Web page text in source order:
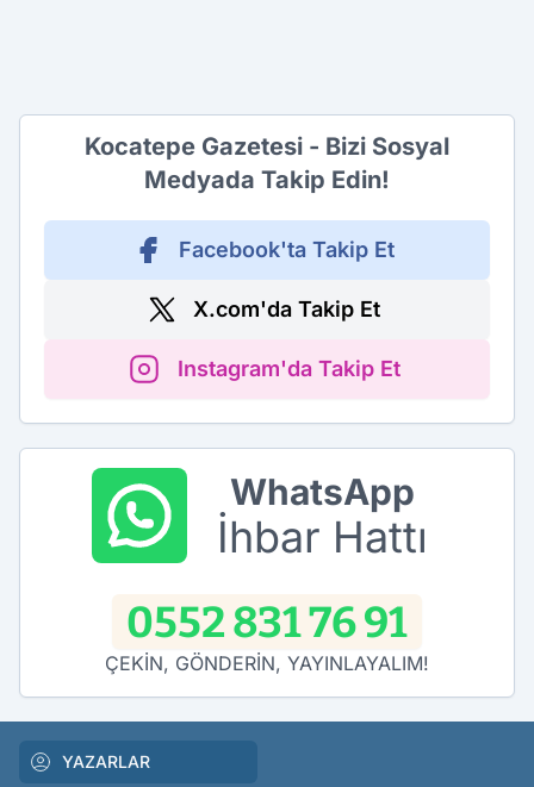
Kocatepe Gazetesi - Bizi Sosyal
Medyada Takip Edin!
Facebook'ta Takip Et
X.com'da Takip Et
Instagram'da Takip Et
WhatsApp
İhbar Hattı
0552 831 76 91
ÇEKİN, GÖNDERİN, YAYINLAYALIM!
YAZARLAR